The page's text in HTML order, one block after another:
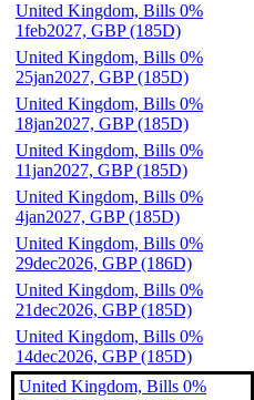
United Kingdom, Bills 0%
1feb2027, GBP (185D)
United Kingdom, Bills 0%
25jan2027, GBP (185D)
United Kingdom, Bills 0%
18jan2027, GBP (185D)
United Kingdom, Bills 0%
11jan2027, GBP (185D)
United Kingdom, Bills 0%
4jan2027, GBP (185D)
United Kingdom, Bills 0%
29dec2026, GBP (186D)
United Kingdom, Bills 0%
21dec2026, GBP (185D)
United Kingdom, Bills 0%
14dec2026, GBP (185D)
United Kingdom, Bills 0%